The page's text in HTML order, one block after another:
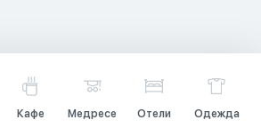
Кафе Медресе Отели Одежда